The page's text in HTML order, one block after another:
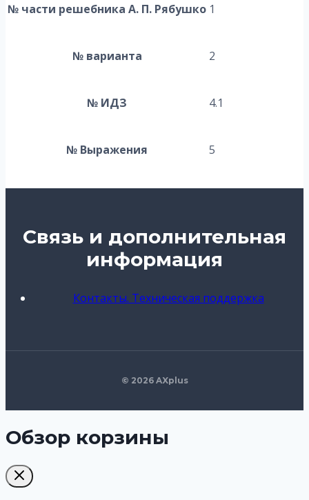
№ части решебника А. П. Рябушко 1
№ варианта 2
№ ИДЗ 4.1
№ Выражения 5
Связь и дополнительная
информация
Контакты. Техническая поддержка
© 2026 AXplus
Обзор корзины